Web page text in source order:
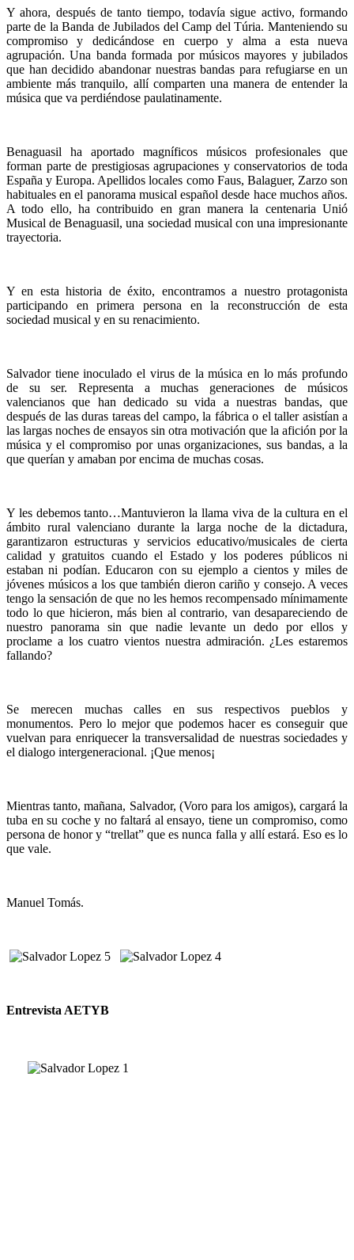
Y ahora, después de tanto tiempo, todavía sigue activo, formando
parte de la Banda de Jubilados del Camp del Túria. Manteniendo su
compromiso y dedicándose en cuerpo y alma a esta nueva
agrupación. Una banda formada por músicos mayores y jubilados
que han decidido abandonar nuestras bandas para refugiarse en un
ambiente más tranquilo, allí comparten una manera de entender la
música que va perdiéndose paulatinamente.
Benaguasil ha aportado magníficos músicos profesionales que
forman parte de prestigiosas agrupaciones y conservatorios de toda
España y Europa. Apellidos locales como Faus, Balaguer, Zarzo son
habituales en el panorama musical español desde hace muchos años.
A todo ello, ha contribuido en gran manera la centenaria Unió
Musical de Benaguasil, una sociedad musical con una impresionante
trayectoria.
Y en esta historia de éxito, encontramos a nuestro protagonista
participando en primera persona en la reconstrucción de esta
sociedad musical y en su renacimiento.
Salvador tiene inoculado el virus de la música en lo más profundo
de su ser. Representa a muchas generaciones de músicos
valencianos que han dedicado su vida a nuestras bandas, que
después de las duras tareas del campo, la fábrica o el taller asistían a
las largas noches de ensayos sin otra motivación que la afición por la
música y el compromiso por unas organizaciones, sus bandas, a la
que querían y amaban por encima de muchas cosas.
Y les debemos tanto…Mantuvieron la llama viva de la cultura en el
ámbito rural valenciano durante la larga noche de la dictadura,
garantizaron estructuras y servicios educativo/musicales de cierta
calidad y gratuitos cuando el Estado y los poderes públicos ni
estaban ni podían. Educaron con su ejemplo a cientos y miles de
jóvenes músicos a los que también dieron cariño y consejo. A veces
tengo la sensación de que no les hemos recompensado mínimamente
todo lo que hicieron, más bien al contrario, van desapareciendo de
nuestro panorama sin que nadie levante un dedo por ellos y
proclame a los cuatro vientos nuestra admiración. ¿Les estaremos
fallando?
Se merecen muchas calles en sus respectivos pueblos y
monumentos. Pero lo mejor que podemos hacer es conseguir que
vuelvan para enriquecer la transversalidad de nuestras sociedades y
el dialogo intergeneracional. ¡Que menos¡
Mientras tanto, mañana, Salvador, (Voro para los amigos), cargará la
tuba en su coche y no faltará al ensayo, tiene un compromiso, como
persona de honor y “trellat” que es nunca falla y allí estará. Eso es lo
que vale.
Manuel Tomás.
Entrevista AETYB